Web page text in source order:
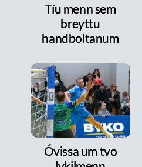
Tíu menn sem
breyttu
handboltanum
Óvissa um tvo